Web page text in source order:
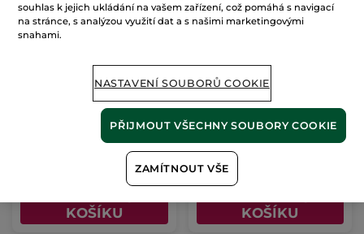
Deodorant 24 h s vůní
(1018)
KOŠÍKU
Sprchový gel Oliva &
petit grain
199.00 Kč
KOŠÍKU
souhlas k jejich ukládání na vašem zařízení, což pomáhá s navigací
na stránce, s analýzou využití dat a s našimi marketingovými
snahami.
NASTAVENÍ SOUBORŮ COOKIE
ZAMÍTNOUT VŠE
PŘIJMOUT VŠECHNY SOUBORY COOKIE